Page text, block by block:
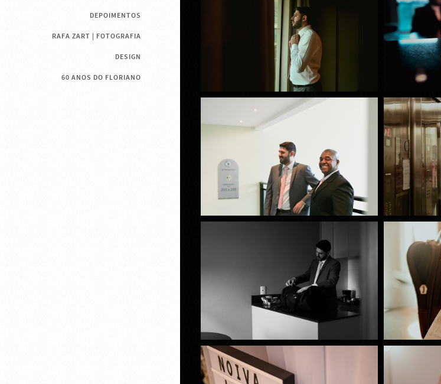
DEPOIMENTOS
RAFA ZART | FOTOGRAFIA
DESIGN
60 ANOS DO FLORIANO